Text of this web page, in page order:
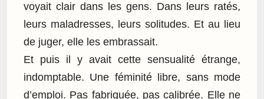
voyait clair dans les gens. Dans leurs ratés,
leurs maladresses, leurs solitudes. Et au lieu
de juger, elle les embrassait.
Et puis il y avait cette sensualité étrange,
indomptable. Une féminité libre, sans mode
d’emploi. Pas fabriquée, pas calibrée. Elle ne